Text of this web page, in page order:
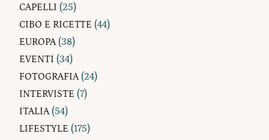
CAPELLI (25)
CIBO E RICETTE (44)
EUROPA(38)
EVENTI (34)
FOTOGRAFIA(24)
INTERVISTE (7)
ITALIA(54)
LIFESTYLE (175)